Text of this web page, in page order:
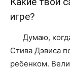
игре?
Думаю,
Стива Дэвиса
ребенком.